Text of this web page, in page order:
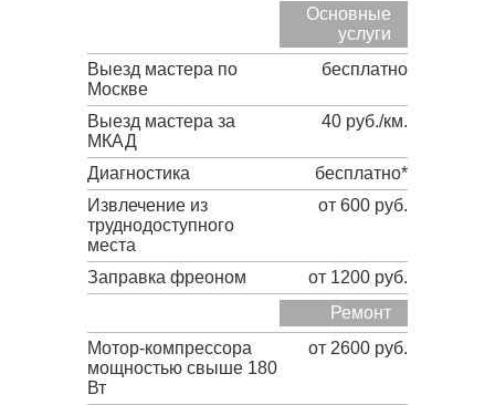
Основные
услуги
Выезд мастера по
Москве
бесплатно
Выезд мастера за
МКАД
40 руб./км.
Диагностика
бесплатно*
Извлечение из
труднодоступного
места
от 600 руб.
Заправка фреоном
от 1200 руб.
Ремонт
Мотор-компрессора
мощностью свыше 180
Вт
от 2600 руб.